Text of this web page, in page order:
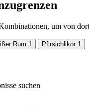
um von
Rum 1 Pfirsichlikör 1
suchen